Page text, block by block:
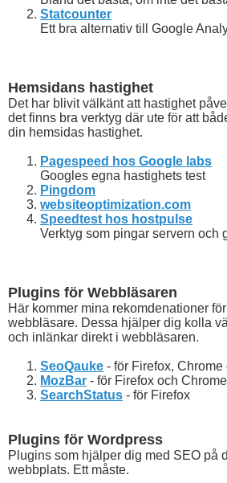
Statcounter
Ett bra alternativ till Google
Hemsidans hastighet
Det har blivit välkänt att hastighet
det finns bra verktyg där ute för att
din hemsidas hastighet.
Pagespeed hos Google labs
Googles egna hastighets test
Pingdom
websiteoptimization.com
Speedtest hos hostpulse
Verktyg som pingar servern och
Plugins för Webbläsaren
Här kommer mina rekomdenationer
webbläsare. Dessa hjälper dig kolla
och inlänkar direkt i webbläsaren.
SeoQauke - för Firefox, Chrome
MozBar - för Firefox och Chrome
SearchStatus - för Firefox
Plugins för Wordpress
Plugins som hjälper dig med SEO på
webbplats. Ett måste.